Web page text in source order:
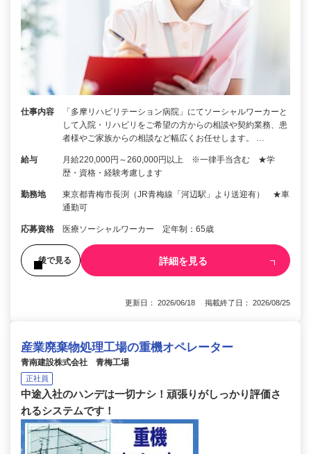
仕事内容
「多摩リハビリテーション病院」にてソーシャルワーカーと
して入院・リハビリをご希望の方からの相談や契約業務、患
者様やご家族からの相談など幅広くお任せします。 …
給与
月給220,000円～260,000円以上 ※一律手当含む ★学
歴・資格・経験考慮します
勤務地
東京都青梅市長渕（JR青梅線「河辺駅」より送迎有） ★車
通勤可
応募資格 医療ソーシャルワーカー 定年制：65歳
後で見る 詳細を見る
更新日： 2026/06/18 掲載終了日： 2026/08/25
産業廃棄物処理工場の重機オペレーター
青南建設株式会社 青梅工場
正社員
中途入社のハンデは一切ナシ！頑張りがしっかり評価さ
れるシステムです！